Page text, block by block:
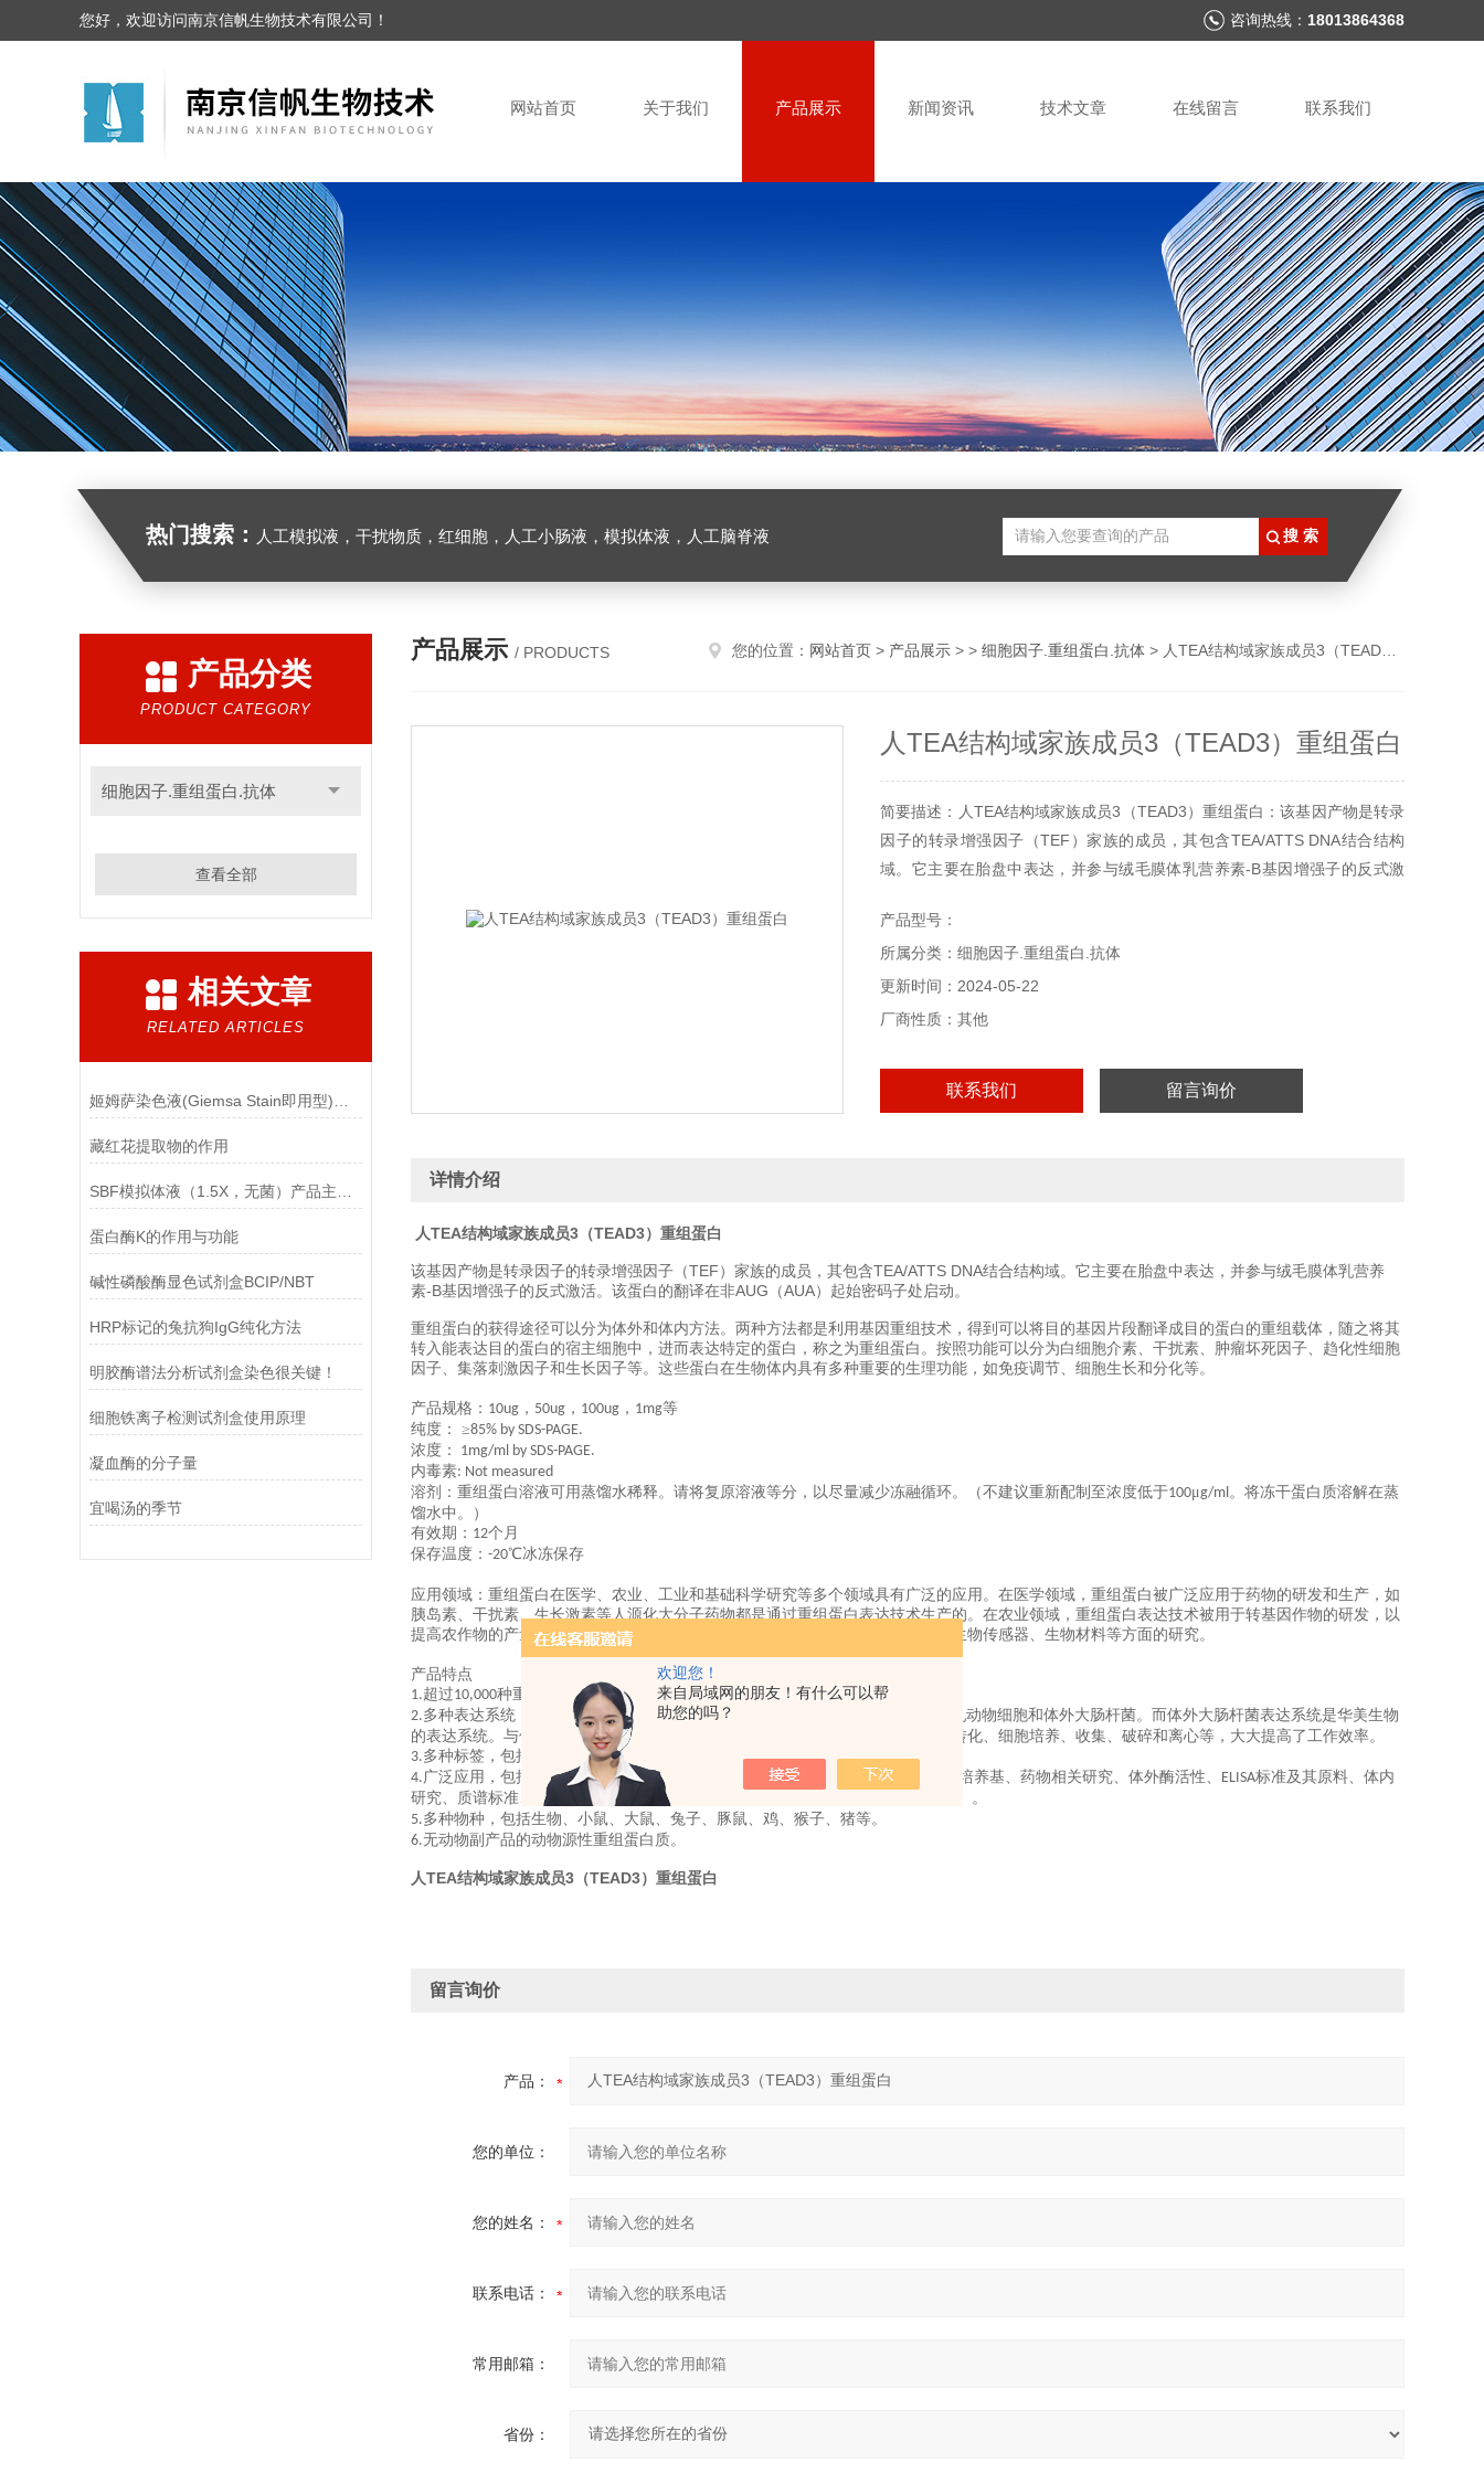
欢迎您！
来自局域网的朋友！有什么可以帮
助您的吗？
您好，欢迎访问南京信帆生物技术有限公司！ 咨询热线： 18013864368
网站首页 关于我们 产品展示 新闻资讯 技术文章 在线留言 联系我们
热门搜索： 人工模拟液，干扰物质，红细胞，人工小肠液，模拟体液，人工脑脊液
产品分类
PRODUCT CATEGORY
细胞因子.重组蛋白.抗体
查看全部
相关文章
RELATED ARTICLES
藏红花提取物的作用
蛋白酶K的作用与功能
碱性磷酸酶显色试剂盒BCIP/NBT
HRP标记的兔抗狗IgG纯化方法
明胶酶谱法分析试剂盒染色很关键！
细胞铁离子检测试剂盒使用原理
凝血酶的分子量
宜喝汤的季节
产品展示 / PRODUCTS 您的位置： 网站首页 > 产品展示 > > 细胞因子.重组蛋白.抗体 > 人TEA结构域家族成员3（TEAD3）重组蛋白
人TEA结构域家族成员3（TEAD3）重组蛋白
简要描述：人TEA结构域家族成员3（TEAD3）重组蛋白：该基因产物是转录
因子的转录增强因子（TEF）家族的成员，其包含TEA/ATTS DNA结合结构
域。它主要在胎盘中表达，并参与绒毛膜体乳营养素-B基因增强子的反式激
产品型号：
所属分类：细胞因子.重组蛋白.抗体
更新时间：2024-05-22
厂商性质：其他
联系我们 留言询价
详情介绍
人TEA结构域家族成员3（TEAD3）重组蛋白
该基因产物是转录因子的转录增强因子（TEF）家族的成员，其包含TEA/ATTS DNA结合结构域。它主要在胎盘中表达，并参与绒毛膜体乳营养
素-B基因增强子的反式激活。该蛋白的翻译在非AUG（AUA）起始密码子处启动。
重组蛋白的获得途径可以分为体外和体内方法。两种方法都是利用基因重组技术，得到可以将目的基因片段翻译成目的蛋白的重组载体，随之将其
转入能表达目的蛋白的宿主细胞中，进而表达特定的蛋白，称之为重组蛋白。按照功能可以分为白细胞介素、干扰素、肿瘤坏死因子、趋化性细胞
因子、集落刺激因子和生长因子等。这些蛋白在生物体内具有多种重要的生理功能，如免疫调节、细胞生长和分化等。
产品规格： 10ug ， 50ug ， 100ug ， 1mg等
纯度：
≥85% by SDS-PAGE.
浓度：
1mg/ml by SDS-PAGE.
内毒素: Not measured
溶剂：重组蛋白溶液可用蒸馏水稀释。请将复原溶液等分，以尽量减少冻融循环。（不建议重新配制至浓度低于100μg/ml。将冻干蛋白质溶解在蒸
馏水中。）
有效期： 12个月
保存温度： -20℃冰冻保存
应用领域：重组蛋白在医学、农业、工业和基础科学研究等多个领域具有广泛的应用。在医学领域，重组蛋白被广泛应用于药物的研发和生产，如
胰岛素、干扰素、生长激素等人源化大分子药物都是通过重组蛋白表达技术生产的。在农业领域，重组蛋白表达技术被用于转基因作物的研发，以
提高农作物的产量和品质。在工业领域，重组蛋白表达技术被应用于生物催化、生物传感器、生物材料等方面的研究。
产品特点
1.超过10,000种重组蛋白覆盖大多数基因/靶点；
2.多种表达系统，包括大肠杆菌（ E.coli）、酵母、杆状病毒感染的昆虫细胞、哺乳动物细胞和体外大肠杆菌。而体外大肠杆菌表达系统是华美生物
的表达系统。与传统蛋白表达系统相比，体外大肠杆菌省略了许多过程，如质粒转化、细胞培养、收集、破碎和离心等，大大提高了工作效率。
3.多种标签，包括 GST、Flag
4.广泛应用，包括抗原、细胞分析、结合分析 蛋白质相互作用、细胞培养 无血清培养基、药物相关研究、体外酶活性、 ELISA标准及其原料、体内
研究、质谱标准、蛋白芯片、
SDS-PAGE
电子显微镜）。
5.多种物种，包括生物、小鼠、大鼠、兔子、豚鼠、鸡、猴子、猪等。
6.无动物副产品的动物源性重组蛋白质。
人TEA结构域家族成员3（TEAD3）重组蛋白
留言询价
产品：
您的单位：
您的姓名：
联系电话：
常用邮箱：
省份：